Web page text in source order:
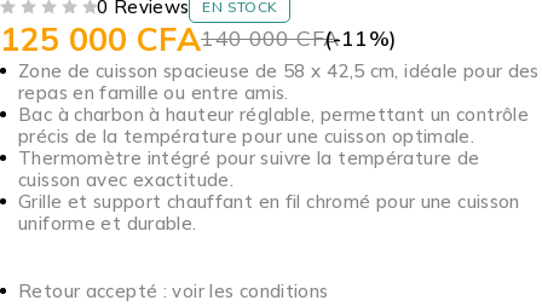
0 Reviews EN STOCK
140 000CFA
125 000 CFA (-11%)
Zone de cuisson spacieuse de 58 x 42,5 cm, idéale pour des
repas en famille ou entre amis.
Bac à charbon à hauteur réglable, permettant un contrôle
précis de la température pour une cuisson optimale.
Thermomètre intégré pour suivre la température de
cuisson avec exactitude.
Grille et support chauffant en fil chromé pour une cuisson
uniforme et durable.
Retour accepté : voir les conditions